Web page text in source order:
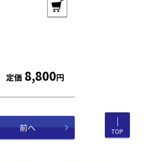
定価 8,800円
前へ TOP